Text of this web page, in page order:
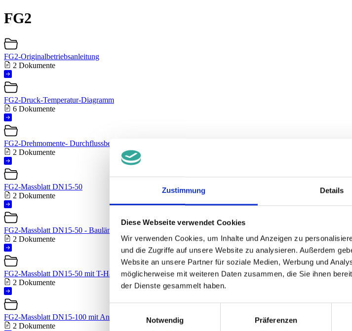
Zustimmung Details
Diese Webseite verwendet Cookies
Wir verwenden Cookies, um Inhalte und Anzeigen zu
und die Zugriffe auf unsere Website zu analysieren. Außerdem
Website an unsere Partner für soziale Medien, Werbung und
möglicherweise mit weiteren Daten zusammen, die Sie ihnen
der Dienste gesammelt haben.
Notwendig
Präferenzen
FG2
FG2-Originalbetriebsanleitung
2 Dokumente
FG2-Druck-Temperatur-Diagramm
6 Dokumente
FG2-Drehmomente- Durchflussbeiwert Kvs
2 Dokumente
FG2-Massblatt DN15-50
2 Dokumente
FG2-Massblatt DN15-50 - Baulänge F1
2 Dokumente
FG2-Massblatt DN15-50 mit T-Handhebel
2 Dokumente
FG2-Massblatt DN15-100 mit Antrieb AP(M)
2 Dokumente